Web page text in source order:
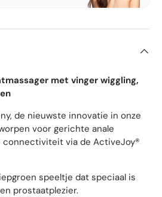
met vinger wiggling,
de nieuwste innovatie in onze
voor gerichte anale
connectiviteit via de ActiveJoy®
speeltje dat speciaal is
prostaatplezier.